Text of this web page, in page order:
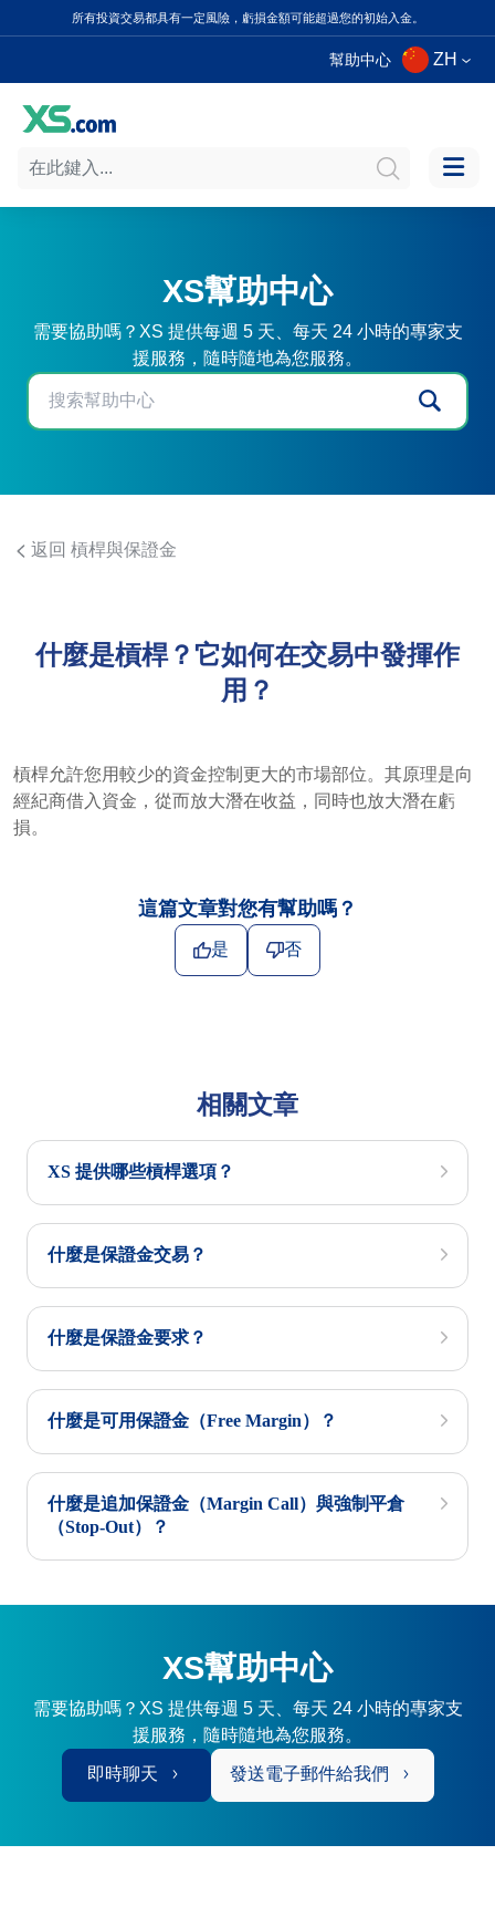
所有投資交易都具有一定風險，虧損金額可能超過您的初始入金。
幫助中心 ZH
XS幫助中心
需要協助嗎？XS 提供每週 5 天、每天 24 小時的專家支
援服務，隨時隨地為您服務。
返回 槓桿與保證金
什麼是槓桿？它如何在交易中發揮作
用？
槓桿允許您用較少的資金控制更大的市場部位。其原理是向
經紀商借入資金，從而放大潛在收益，同時也放大潛在虧
損。
這篇文章對您有幫助嗎？
是 否
相關文章
XS 提供哪些槓桿選項？
什麼是保證金交易？
什麼是保證金要求？
什麼是可用保證金（Free Margin）？
什麼是追加保證金（Margin Call）與強制平倉
（Stop-Out）？
XS幫助中心
需要協助嗎？XS 提供每週 5 天、每天 24 小時的專家支
援服務，隨時隨地為您服務。
即時聊天 發送電子郵件給我們